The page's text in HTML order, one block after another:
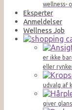
wellness-
Eksperter
Anmeldelser
Wellness Job
er ikke
eller
udvalg af
giver